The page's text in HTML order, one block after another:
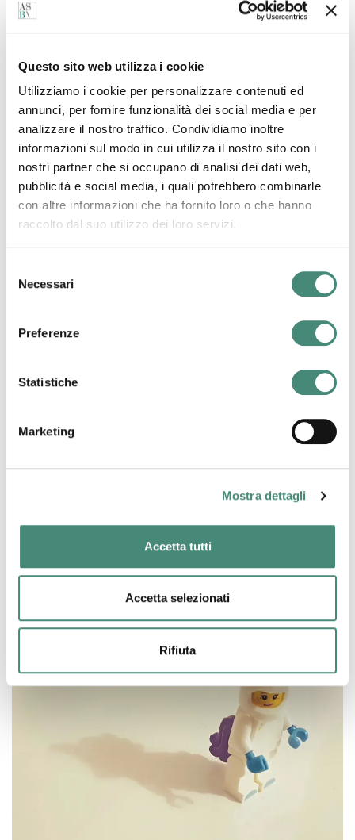
Questo sito web utilizza i cookie
Utilizziamo i cookie per personalizzare contenuti ed
annunci, per fornire funzionalità dei social media e per
analizzare il nostro traffico. Condividiamo inoltre
informazioni sul modo in cui utilizza il nostro sito con i
nostri partner che si occupano di analisi dei dati web,
pubblicità e social media, i quali potrebbero combinarle
con altre informazioni che ha fornito loro o che hanno
raccolto dal suo utilizzo dei loro servizi.
delNecessari
Preferenze
Statistiche
Marketing
Mostra dettagli
Accetta tutti
Accetta selezionati
Rifiuta
Altri post dal blog
29/04/2021